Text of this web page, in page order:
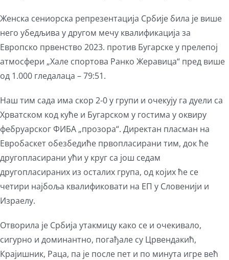
Женска сениорска репрезентација Србије била је више
него убедљива у другом мечу квалификација за
Европско првенство 2023. против Бугарске у прелепој
атмосфери „Хале спортова Ранко Жеравица“ пред више
од 1.000 гледалаца – 79:51.
Наш тим сада има скор 2-0 у групи и очекују га дуели са
Хрватском код куће и Бугарском у гостима у оквиру
фебруарског ФИБА „прозора“. Директан пласман на
Евробаскет обезбедиће првопласирани тим, док ће
другопласирани ући у круг са још седам
другопласираних из осталих група, од којих ће се
четири најбоља квалификовати на ЕП у Словенији и
Израелу.
Отворила је Србија утакмицу како се и очекивало,
сигурно и доминантно, погађале су Црвендакић,
Крајишник, Раца, па је после пет и по минута игре већ